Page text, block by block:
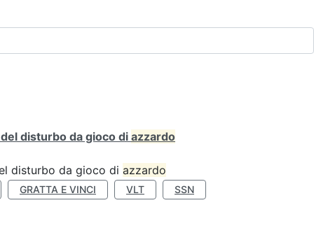
disturbo da gioco di azzardo
disturbo da gioco di azzardo
GRATTA E VINCI VLT SSN